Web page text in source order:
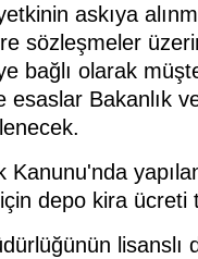
askıya
sözleşmeler
bağlı olarak
esaslar Bakanlık
Kanunu'nda
depo kira